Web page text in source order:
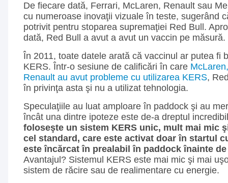
De fiecare dată, Ferrari, McLaren, Renault sau
cu numeroase inovaţii vizuale în teste, sugerând
potrivit pentru stoparea supremaţiei Red Bull.
dată, Red Bull a avut a avut un vaccin pe măsură.
În 2011, toate datele arată că vaccinul ar putea fi
KERS. Într-o sesiune de calificări în care
Renault au avut probleme cu utilizarea KERS,
în privinţa asta şi nu a utilizat tehnologia.
Speculaţiile au luat amploare în paddock şi au
încât una dintre ipoteze este de-a dreptul
foloseşte un sistem KERS unic, mult mai mic
cel standard, care este activat doar în startul
este încărcat în prealabil în paddock înainte
Avantajul? Sistemul KERS este mai mic şi mai
sistem de răcire sau de realimentare cu energie.